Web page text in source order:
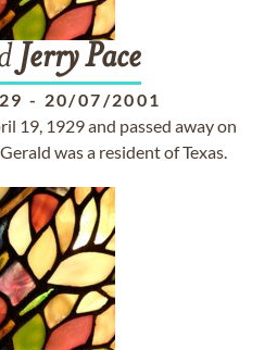
JerryPace
- 20/07/2001
19, 1929 and passed away on
was a resident of Texas.